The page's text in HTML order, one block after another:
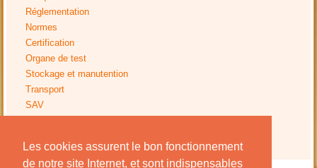
Les cookies assurent le bon fonctionnement
de notre site Internet, et sont indispensables
Réglementation
Normes
Certification
Organe de test
Stockage et manutention
Transport
SAV
Avis installation